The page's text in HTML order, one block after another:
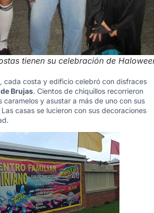
tienen su celebración de
cada costa y edificio celebró con disfraces
Brujas. Cientos de chiquillos recorrieron
caramelos y asustar a más de uno con sus
casas se lucieron con sus decoraciones